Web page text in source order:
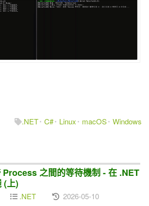
.NET C# Linux macOS Windows
之間的等待機制 - 在 .NET
(上)
.NET 2026-05-10